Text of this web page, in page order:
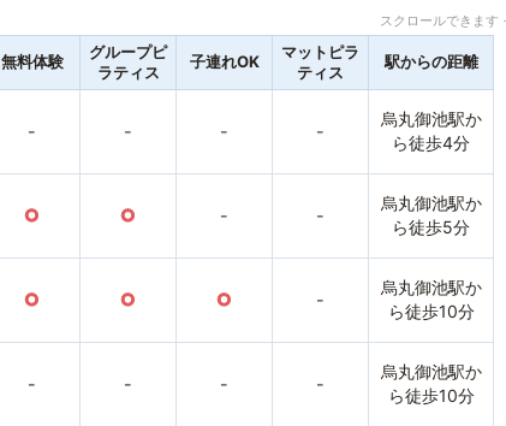
スクロールできま
無料体験
グループピ
ラティス
子連れOK
マットピラ
ティス
駅からの距離
- - - -
烏丸御池駅か
ら徒歩4分
○ ○ - -
烏丸御池駅か
ら徒歩5分
○ ○ ○ -
烏丸御池駅か
ら徒歩10分
- - - -
烏丸御池駅か
ら徒歩10分